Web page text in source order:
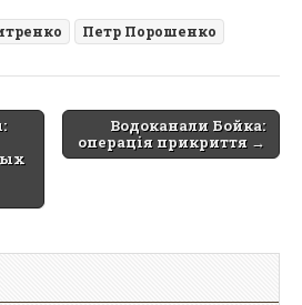
Петр Порошенко
Водоканали Бойка:
операція прикриття →